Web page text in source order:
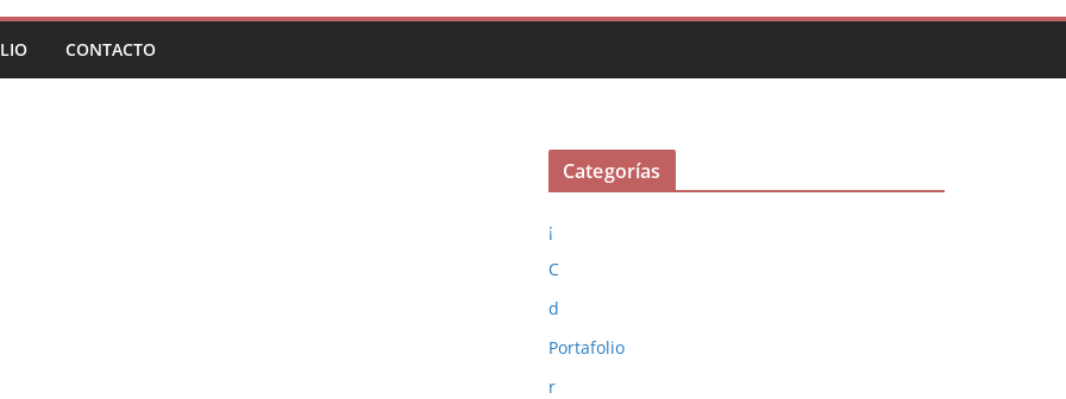
CONTACTO
Categorías
¡
C
d
Portafolio
r